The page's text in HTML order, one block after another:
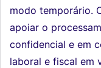
modo temporário.
apoiar o
confidencial e em
laboral e fiscal em